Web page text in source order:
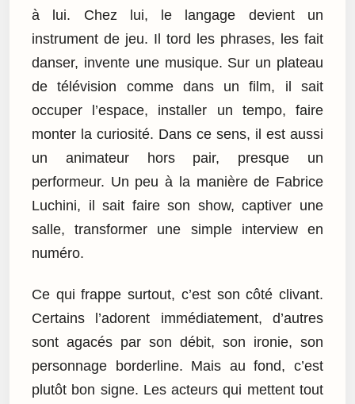
à lui. Chez lui, le langage devient un
instrument de jeu. Il tord les phrases, les fait
danser, invente une musique. Sur un plateau
de télévision comme dans un film, il sait
occuper l’espace, installer un tempo, faire
monter la curiosité. Dans ce sens, il est aussi
un animateur hors pair, presque un
performeur. Un peu à la manière de Fabrice
Luchini, il sait faire son show, captiver une
salle, transformer une simple interview en
numéro.
Ce qui frappe surtout, c’est son côté clivant.
Certains l’adorent immédiatement, d’autres
sont agacés par son débit, son ironie, son
personnage borderline. Mais au fond, c’est
plutôt bon signe. Les acteurs qui mettent tout